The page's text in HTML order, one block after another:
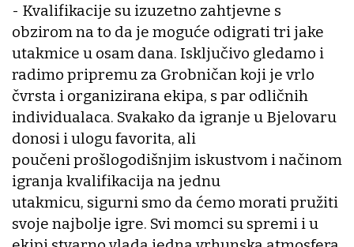
- Kvalifikacije su izuzetno zahtjevne s
obzirom na to da je moguće odigrati tri jake
utakmice u osam dana. Isključivo gledamo i
radimo pripremu za Grobničan koji je vrlo
čvrsta i organizirana ekipa, s par odličnih
individualaca. Svakako da igranje u Bjelovaru
donosi i ulogu favorita, ali
poučeni prošlogodišnjim iskustvom i načinom
igranja kvalifikacija na jednu
utakmicu, sigurni smo da ćemo morati pružiti
svoje najbolje igre. Svi momci su spremi i u